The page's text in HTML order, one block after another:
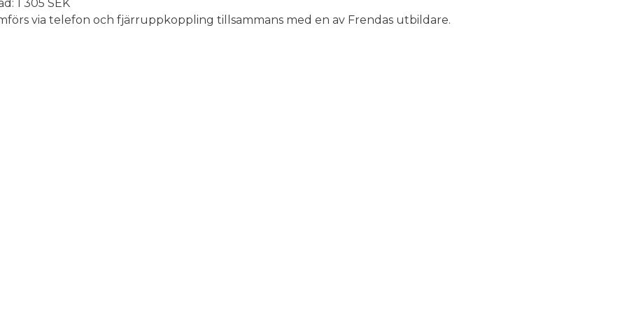
1 305 SEK
via telefon och fjärruppkoppling tillsammans med en av Frendas utbildare.